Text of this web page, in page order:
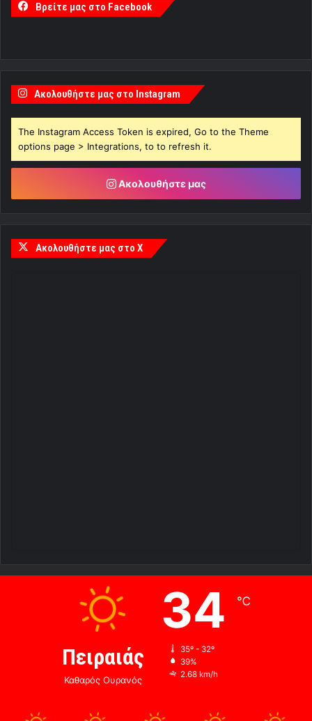
Βρείτε μας στο Facebook
Ακολουθήστε μας στο Instagram
The Instagram Access Token is expired, Go to the Theme
options page > Integrations, to to refresh it.
Ακολουθήστε μας
Ακολουθήστε μας στο X
Πειραιάς
Καθαρός Ουρανός
34 ℃
35º - 32º
39%
2.68 km/h